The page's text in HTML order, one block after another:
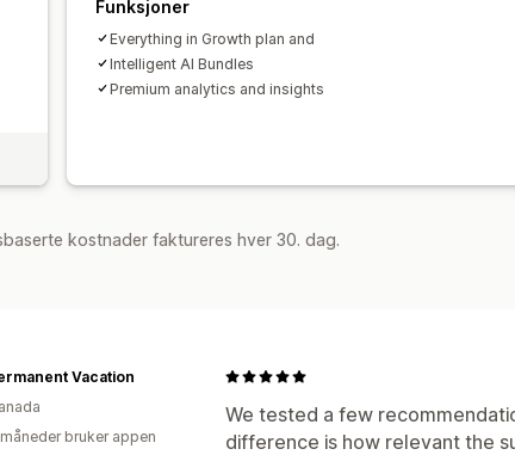
Funksjoner
Everything in Growth plan and
Intelligent AI Bundles
Premium analytics and insights
kostnader faktureres hver 30. dag.
We tested a few
difference is how relevant the
Vacation
bruker appen